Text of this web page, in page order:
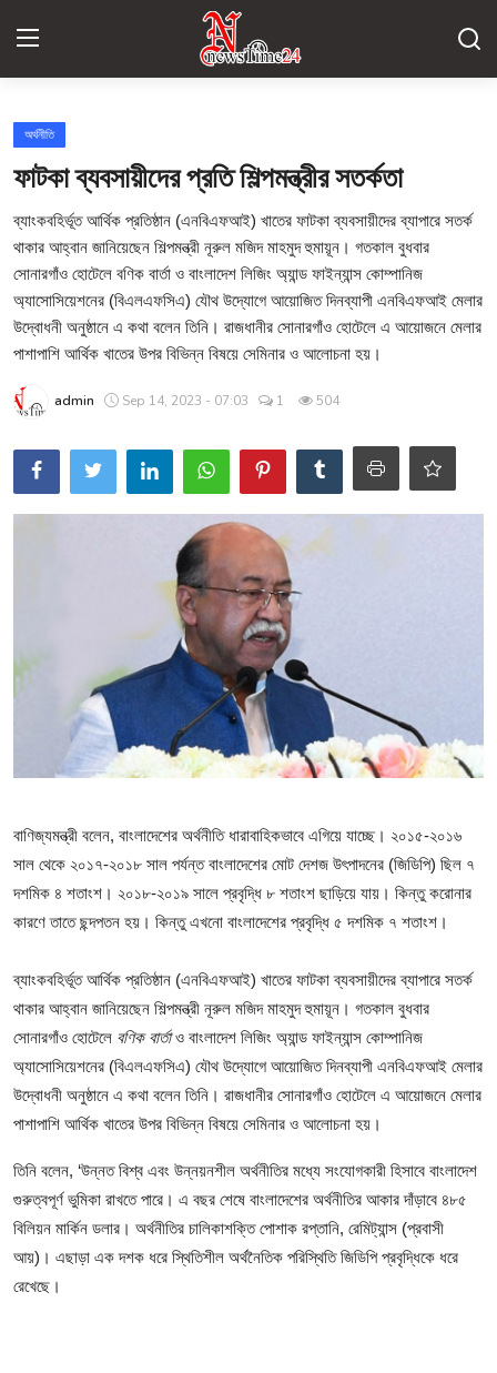
যোগাযোগ
জাতীয়
বিশ্ব
অর্থনীতি
মতামত
প্রযুক্তি
অর্থনীতি
ফাটকা ব্যবসায়ীদের প্রতি শিল্পমন্ত্রীর সতর্কতা
ব্যাংকবহির্ভূত আর্থিক প্রতিষ্ঠান (এনবিএফআই) খাতের ফাটকা ব্যবসায়ীদের ব্যাপারে সতর্ক
থাকার আহ্বান জানিয়েছেন শিল্পমন্ত্রী নূরুল মজিদ মাহমুদ হুমায়ূন। গতকাল বুধবার
সোনারগাঁও হোটেলে বণিক বার্তা ও বাংলাদেশ লিজিং অ্যান্ড ফাইন্যান্স কোম্পানিজ
অ্যাসোসিয়েশনের (বিএলএফসিএ) যৌথ উদ্যোগে আয়োজিত দিনব্যাপী এনবিএফআই মেলার
উদ্বোধনী অনুষ্ঠানে এ কথা বলেন তিনি। রাজধানীর সোনারগাঁও হোটেলে এ আয়োজনে মেলার
পাশাপাশি আর্থিক খাতের উপর বিভিন্ন বিষয়ে সেমিনার ও আলোচনা হয়।
admin Sep 14, 2023 - 07:03 1 504
বাণিজ্যমন্ত্রী বলেন, বাংলাদেশের অর্থনীতি ধারাবাহিকভাবে এগিয়ে যাচ্ছে। ২০১৫-২০১৬
সাল থেকে ২০১৭-২০১৮ সাল পর্যন্ত বাংলাদেশের মোট দেশজ উৎপাদনের (জিডিপি) ছিল ৭
দশমিক ৪ শতাংশ। ২০১৮-২০১৯ সালে প্রবৃদ্ধি ৮ শতাংশ ছাড়িয়ে যায়। কিন্তু করোনার
কারণে তাতে ছন্দপতন হয়। কিন্তু এখনো বাংলাদেশের প্রবৃদ্ধি ৫ দশমিক ৭ শতাংশ।
ব্যাংকবহির্ভূত আর্থিক প্রতিষ্ঠান (এনবিএফআই) খাতের ফাটকা ব্যবসায়ীদের ব্যাপারে সতর্ক
থাকার আহ্বান জানিয়েছেন শিল্পমন্ত্রী নূরুল মজিদ মাহমুদ হুমায়ূন। গতকাল বুধবার
সোনারগাঁও হোটেলে বণিক বার্তাও বাংলাদেশ লিজিং অ্যান্ড ফাইন্যান্স কোম্পানিজ
অ্যাসোসিয়েশনের (বিএলএফসিএ) যৌথ উদ্যোগে আয়োজিত দিনব্যাপী এনবিএফআই মেলার
উদ্বোধনী অনুষ্ঠানে এ কথা বলেন তিনি। রাজধানীর সোনারগাঁও হোটেলে এ আয়োজনে মেলার
পাশাপাশি আর্থিক খাতের উপর বিভিন্ন বিষয়ে সেমিনার ও আলোচনা হয়।
তিনি বলেন, ‘উন্নত বিশ্ব এবং উন্নয়নশীল অর্থনীতির মধ্যে সংযোগকারী হিসাবে বাংলাদেশ
গুরুত্বপূর্ণ ভুমিকা রাখতে পারে। এ বছর শেষে বাংলাদেশের অর্থনীতির আকার দাঁড়াবে ৪৮৫
বিলিয়ন মার্কিন ডলার। অর্থনীতির চালিকাশক্তি পোশাক রপ্তানি, রেমিট্যান্স (প্রবাসী
আয়)। এছাড়া এক দশক ধরে স্থিতিশীল অর্থনৈতিক পরিস্থিতি জিডিপি প্রবৃদ্ধিকে ধরে
রেখেছে।